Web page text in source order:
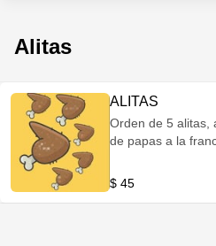
Alitas
ALITAS
Orden de 5 alitas,
de papas a la
$ 45